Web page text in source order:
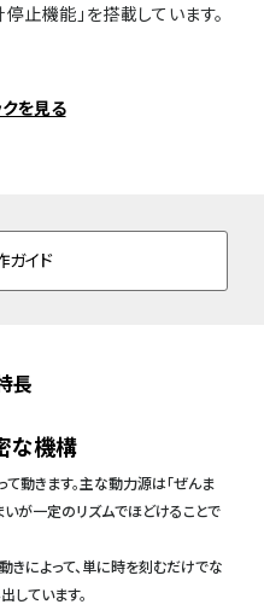
止機能」を搭載しています。
を見る
ガイド
長
な機構
動きます。主な動力源は「ぜんま
いが一定のリズムでほどけることで
によって、単に時を刻むだけでな
しています。